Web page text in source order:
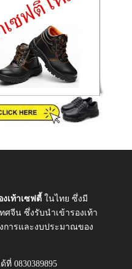
งเท้าเซฟตี้ ในไทย ซึ่งมี
ศจีน ซึ่งรับนำเข้ารองเท้า
ารและงบประมาณของ
0830389895